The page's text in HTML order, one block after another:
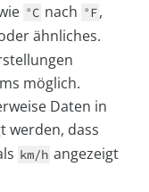
°C nach °F,
ähnliches.
möglich.
Daten in
werden, dass
km/h angezeigt